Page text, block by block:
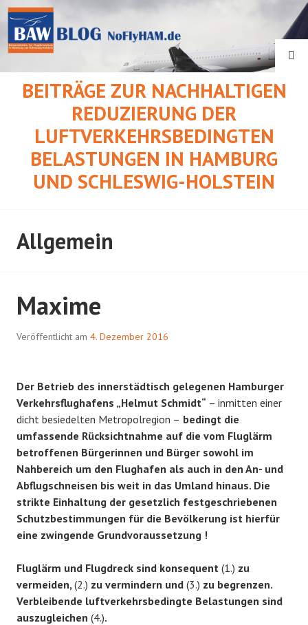
Springe
zum
Inhalt
BEITRÄGE ZUR NACHHALTIGEN
REDUZIERUNG DER
LUFTVERKEHRSBEDINGTEN
BELASTUNGEN IN HAMBURG
UND SCHLESWIG-HOLSTEIN
Allgemein
Maxime
Veröffentlicht am 4. Dezember 2016
Der Betrieb des innerstädtisch gelegenen Hamburger
Verkehrsflughafens „Helmut Schmidt“ – inmitten einer
dicht besiedelten Metropolregion – bedingt die
umfassende Rücksichtnahme auf die vom Fluglärm
betroffenen Bürgerinnen und Bürger sowohl im
Nahbereich um den Flughafen als auch in den An- und
Abflugschneisen bis weit in das Umland hinaus. Die
strikte Einhaltung der gesetzlich festgeschriebenen
Schutzbestimmungen für die Bevölkerung ist hierfür
eine zwingende Grundvoraussetzung !
Fluglärm und Flugdreck sind konsequent (1.) zu
vermeiden, (2.) zu vermindern und (3.) zu begrenzen.
Verbleibende luftverkehrsbedingte Belastungen sind
auszugleichen (4.).